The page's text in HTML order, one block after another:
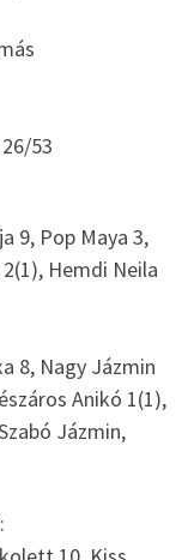
53
9, Pop Maya 3,
Hemdi Neila
8, Nagy Jázmin
Anikó 1(1),
Jázmin,